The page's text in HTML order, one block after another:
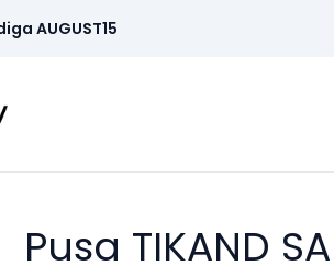
AUGUST15
Pusa TIKAND